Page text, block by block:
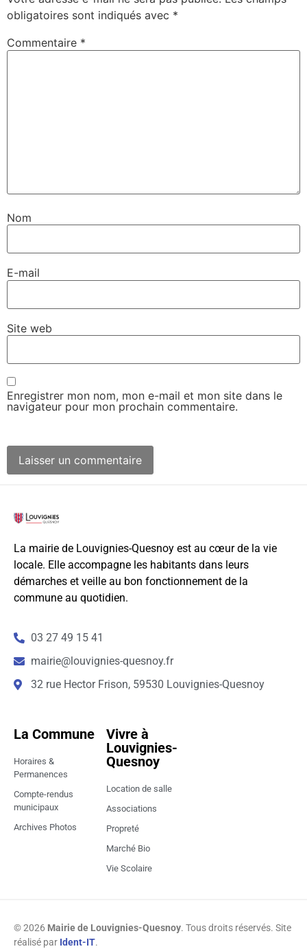
obligatoires sont indiqués avec *
Commentaire *
Nom
E-mail
Site web
Enregistrer mon nom, mon e-mail et mon site dans le
navigateur pour mon prochain commentaire.
La mairie de Louvignies-Quesnoy est au cœur de la vie
locale. Elle accompagne les habitants dans leurs
démarches et veille au bon fonctionnement de la
commune au quotidien.
03 27 49 15 41
mairie@louvignies-quesnoy.fr
32 rue Hector Frison, 59530 Louvignies-Quesnoy
La Commune
Horaires &
Permanences
Compte-rendus
municipaux
Archives Photos
Vivre à
Louvignies-
Quesnoy
Location de salle
Associations
Propreté
Marché Bio
Vie Scolaire
© 2026 Mairie de Louvignies-Quesnoy. Tous droits réservés. Site
réalisé par Ident-IT.